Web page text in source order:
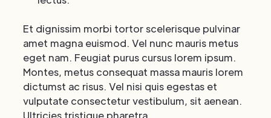
Et dignissim morbi tortor scelerisque pulvinar
amet magna euismod. Vel nunc mauris metus
eget nam. Feugiat purus cursus lorem ipsum.
Montes, metus consequat massa mauris lorem
dictumst ac risus. Vel nisi quis egestas et
vulputate consectetur vestibulum, sit aenean.
Ultricies tristique pharetra.